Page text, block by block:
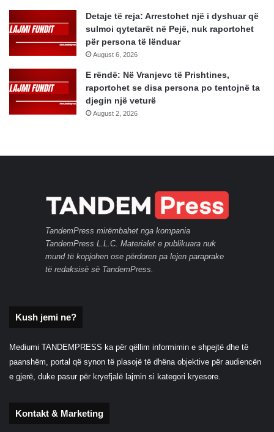
Detaje të reja: Arrestohet një i dyshuar që
sulmoi qytetarët në Pejë, nuk raportohet
për persona të lënduar
August 6, 2026
E rëndë: Në Vranjevc të Prishtines,
raportohet se disa persona po tentojnë ta
djegin një veturë
August 2, 2026
TandemPress mirëmbahet nga kompania
TandemPress L.L.C. Materialet e publikuara nuk
mund të kopjohen ose përdoren pa lejen paraprake
të redaksisë së TandemPress.
Kush jemi ne?
Mediumi TANDEMPRESS ka për qëllim informimin e shpejtë dhe të
paanshëm, portal që synon të plasojë të dhëna objektive për audiencën
e gjerë, duke pasur për kryefjalë lajmin si kategori kryesore.
Kontakt & Marketing